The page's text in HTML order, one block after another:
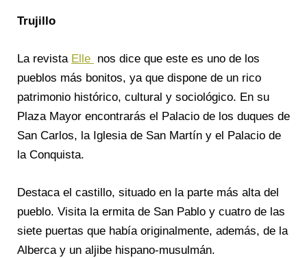
Trujillo
La revista Elle nos dice que este es uno de los
pueblos más bonitos, ya que dispone de un rico
patrimonio histórico, cultural y sociológico. En su
Plaza Mayor encontrarás el Palacio de los duques de
San Carlos, la Iglesia de San Martín y el Palacio de
la Conquista.
Destaca el castillo, situado en la parte más alta del
pueblo. Visita la ermita de San Pablo y cuatro de las
siete puertas que había originalmente, además, de la
Alberca y un aljibe hispano-musulmán.